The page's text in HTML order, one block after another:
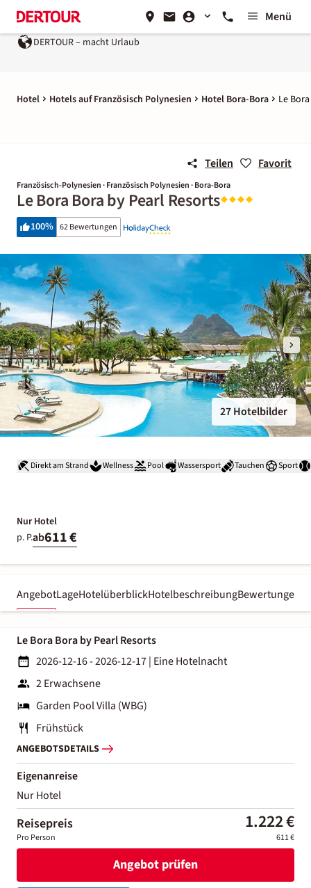
Menü
DERTOUR – macht Urlaub
Hotel Hotels auf Französisch Polynesien Hotel Bora-Bora Le
Teilen Favorit
Französisch-Polynesien · Französisch Polynesien · Bora-Bora
Le Bora Bora by Pearl Resorts
100% 62 Bewertungen
27 Hotelbilder
Direkt am Strand Wellness Pool Wassersport Tauchen Sport
Nur Hotel
p. P.ab611 €
AngebotLageHotelüberblickHotelbeschreibungBewertungen
Le Bora Bora by Pearl Resorts
2026-12-16 - 2026-12-17| Eine Hotelnacht
2 Erwachsene
Garden Pool Villa (WBG)
Frühstück
ANGEBOTSDETAILS
Eigenanreise
Nur Hotel
Reisepreis 1.222 €
Pro Person 611 €
Angebot prüfen